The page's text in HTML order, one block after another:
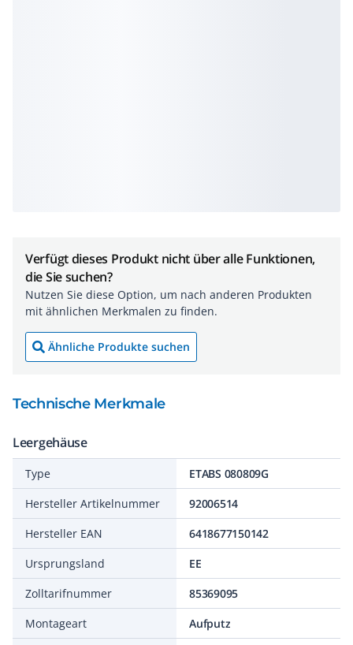
Verfügt dieses Produkt nicht über alle Funktionen,
die Sie suchen?
Nutzen Sie diese Option, um nach anderen Produkten
mit ähnlichen Merkmalen zu finden.
Ähnliche Produkte suchen
Technische Merkmale
Leergehäuse
Type
ETABS 080809G
Hersteller Artikelnummer
92006514
Hersteller EAN
6418677150142
Ursprungsland
EE
Zolltarifnummer
85369095
Montageart
Aufputz